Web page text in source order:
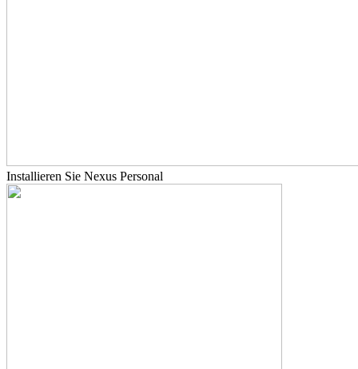
Installieren Sie Nexus Personal